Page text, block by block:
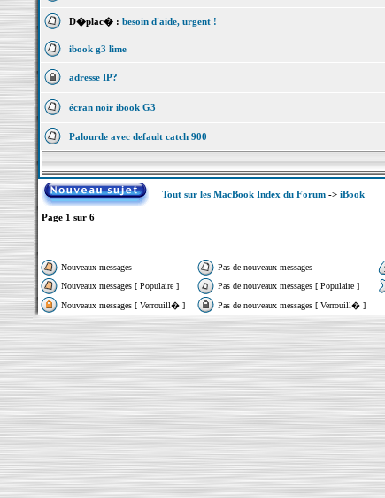
D�plac� : besoin d'aide, urgent !
ibook g3 lime
adresse IP?
écran noir ibook G3
Palourde avec default catch 900
Tout sur les MacBook Index du Forum-> iBook
Page 1 sur 6
Nouveaux messages Pas de nouveaux messages
Nouveaux messages [ Populaire ]
Pas de nouveaux messages [ Populaire ]
Nouveaux messages [ Verrouill� ]
Pas de nouveaux messages [ Verrouill� ]